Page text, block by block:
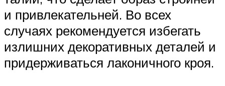
и привлекательней. Во всех
случаях рекомендуется избегать
излишних декоративных деталей и
придерживаться лаконичного кроя.